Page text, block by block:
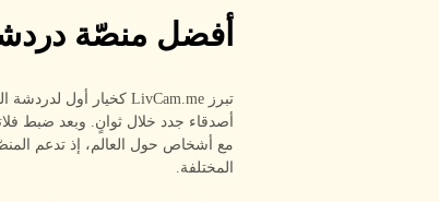
أفضل منصّة دردشة
أصدقاء جدد خلال ثوانٍ. وبعد ضبط
مع أشخاص حول العالم، إذ تدعم
المختلفة.